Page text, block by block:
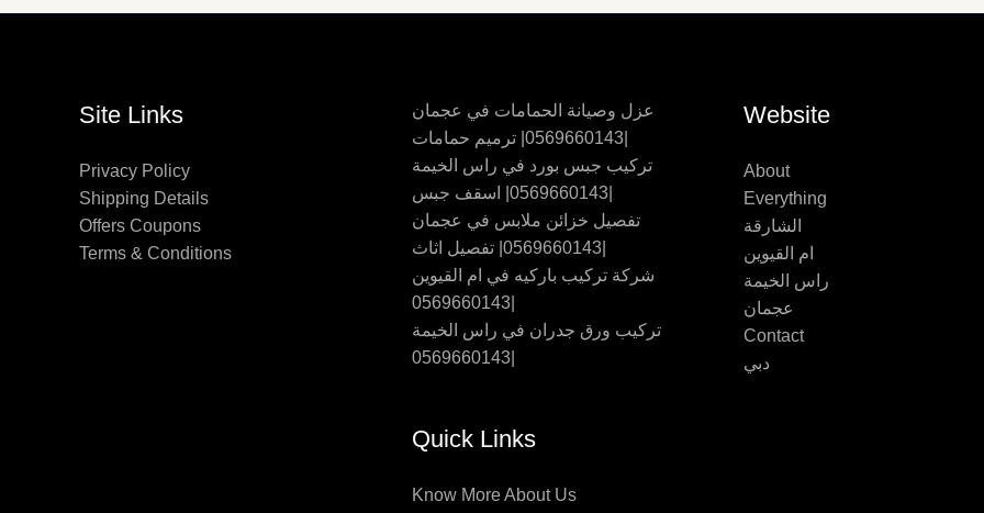
Website
About
Everything
الشارقة
ام القيوين
راس الخيمة
عجمان
Contact
دبي
عزل وصيانة الحمامات في عجمان
|0569660143| ترميم حمامات
تركيب جبس بورد في راس الخيمة
|0569660143| اسقف جبس
تفصيل خزائن ملابس في عجمان
|0569660143| تفصيل اثاث
شركة تركيب باركيه في ام القيوين
|0569660143
تركيب ورق جدران في راس الخيمة
|0569660143
Quick Links
Know More About Us
Site Links
Privacy Policy
Shipping Details
Offers Coupons
Terms & Conditions